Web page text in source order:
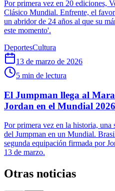
Por primera vez en 20 ediciones,
Clásico Mundial. Enfrente, el
un abridor de 24 años al que su
este momento'.
DeportesCultura
13 de marzo de 2026
5 min de lectura
El Jumpman llega al
Jordan en el Mundial 2026
Por primera vez en la historia,
del Jumpman en un Mundial.
segunda equipación firmada por
13 de marzo.
Otras noticias